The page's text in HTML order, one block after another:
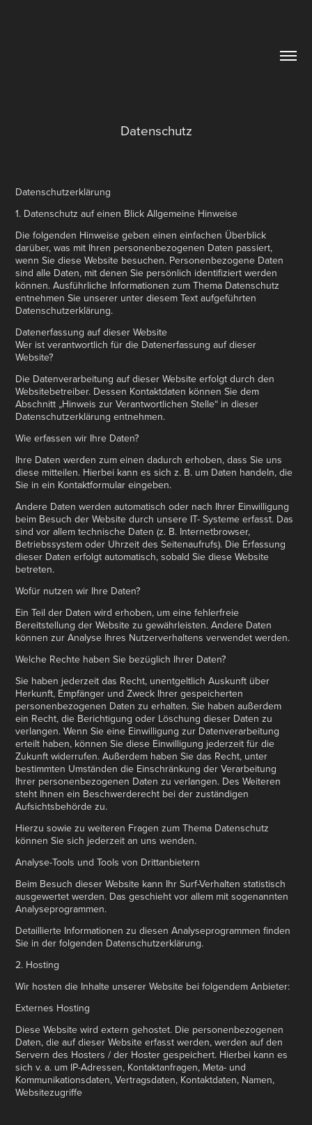
Datenschutz
Datenschutzerklärung
1. Datenschutz auf einen Blick Allgemeine Hinweise
Die folgenden Hinweise geben einen einfachen Überblick
darüber, was mit Ihren personenbezogenen Daten passiert,
wenn Sie diese Website besuchen. Personenbezogene Daten
sind alle Daten, mit denen Sie persönlich identifiziert werden
können. Ausführliche Informationen zum Thema Datenschutz
entnehmen Sie unserer unter diesem Text aufgeführten
Datenschutzerklärung.
Datenerfassung auf dieser Website
Wer ist verantwortlich für die Datenerfassung auf dieser
Website?
Die Datenverarbeitung auf dieser Website erfolgt durch den
Websitebetreiber. Dessen Kontaktdaten können Sie dem
Abschnitt „Hinweis zur Verantwortlichen Stelle“ in dieser
Datenschutzerklärung entnehmen.
Wie erfassen wir Ihre Daten?
Ihre Daten werden zum einen dadurch erhoben, dass Sie uns
diese mitteilen. Hierbei kann es sich z. B. um Daten handeln, die
Sie in ein Kontaktformular eingeben.
Andere Daten werden automatisch oder nach Ihrer Einwilligung
beim Besuch der Website durch unsere IT- Systeme erfasst. Das
sind vor allem technische Daten (z. B. Internetbrowser,
Betriebssystem oder Uhrzeit des Seitenaufrufs). Die Erfassung
dieser Daten erfolgt automatisch, sobald Sie diese Website
betreten.
Wofür nutzen wir Ihre Daten?
Ein Teil der Daten wird erhoben, um eine fehlerfreie
Bereitstellung der Website zu gewährleisten. Andere Daten
können zur Analyse Ihres Nutzerverhaltens verwendet werden.
Welche Rechte haben Sie bezüglich Ihrer Daten?
Sie haben jederzeit das Recht, unentgeltlich Auskunft über
Herkunft, Empfänger und Zweck Ihrer gespeicherten
personenbezogenen Daten zu erhalten. Sie haben außerdem
ein Recht, die Berichtigung oder Löschung dieser Daten zu
verlangen. Wenn Sie eine Einwilligung zur Datenverarbeitung
erteilt haben, können Sie diese Einwilligung jederzeit für die
Zukunft widerrufen. Außerdem haben Sie das Recht, unter
bestimmten Umständen die Einschränkung der Verarbeitung
Ihrer personenbezogenen Daten zu verlangen. Des Weiteren
steht Ihnen ein Beschwerderecht bei der zuständigen
Aufsichtsbehörde zu.
Hierzu sowie zu weiteren Fragen zum Thema Datenschutz
können Sie sich jederzeit an uns wenden.
Analyse-Tools und Tools von Drittanbietern
Beim Besuch dieser Website kann Ihr Surf-Verhalten statistisch
ausgewertet werden. Das geschieht vor allem mit sogenannten
Analyseprogrammen.
Detaillierte Informationen zu diesen Analyseprogrammen finden
Sie in der folgenden Datenschutzerklärung.
2. Hosting
Wir hosten die Inhalte unserer Website bei folgendem Anbieter:
Externes Hosting
Diese Website wird extern gehostet. Die personenbezogenen
Daten, die auf dieser Website erfasst werden, werden auf den
Servern des Hosters / der Hoster gespeichert. Hierbei kann es
sich v. a. um IP-Adressen, Kontaktanfragen, Meta- und
Kommunikationsdaten, Vertragsdaten, Kontaktdaten, Namen,
Websitezugriffe